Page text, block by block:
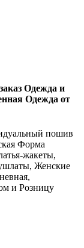
Одежда и
Одежда от
пошив
Форма
жакеты,
Женские
и Розницу